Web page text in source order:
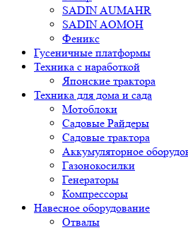
SADIN AUMAHR
SADIN AOMOH
Феникс
Гусеничные платформы
Техника с наработкой
Японские трактора
Техника для дома и сада
Мотоблоки
Садовые Райдеры
Садовые трактора
Аккумуляторное
Газонокосилки
Генераторы
Компрессоры
Навесное оборудование
Отвалы